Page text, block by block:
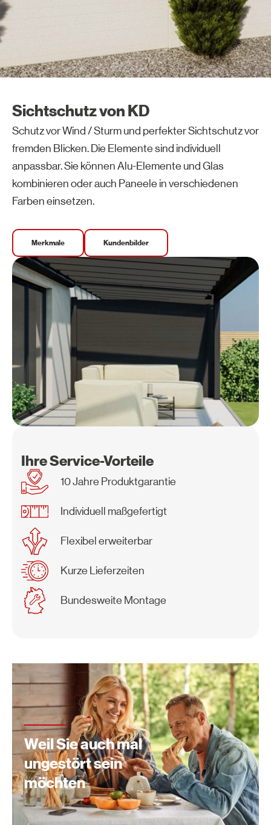
Sichtschutz von KD
Schutz vor Wind / Sturm und perfekter Sichtschutz vor
fremden Blicken. Die Elemente sind individuell
anpassbar. Sie können Alu-Elemente und Glas
kombinieren oder auch Paneele in verschiedenen
Farben einsetzen.
Merkmale Kundenbilder
Ihre Service-Vorteile
10 Jahre Produktgarantie
Individuell maßgefertigt
Flexibel erweiterbar
Kurze Lieferzeiten
Bundesweite Montage
Weil Sie auch mal
ungestört sein
möchten